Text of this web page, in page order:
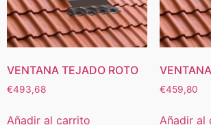
VENTANA TEJADO ROTO
€493,68
Añadir al carrito
€459,80
Añadir al